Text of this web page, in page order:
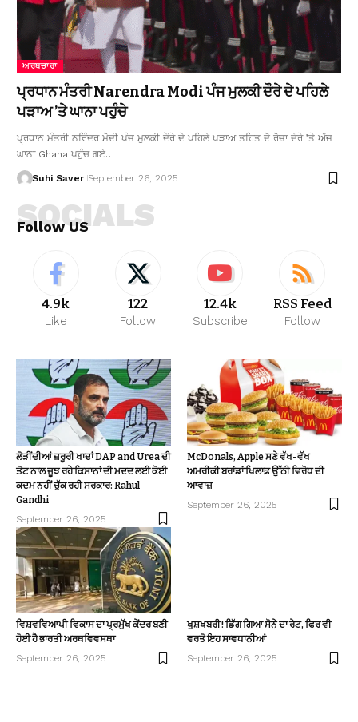
ਅਰਥਚਾਰਾ
ਪ੍ਰਧਾਨ ਮੰਤਰੀ Narendra Modi ਪੰਜ ਮੁਲਕੀ ਦੌਰੇ ਦੇ ਪਹਿਲੇ
ਪੜਾਅ ’ਤੇ ਘਾਨਾ ਪਹੁੰਚੇ
ਪ੍ਰਧਾਨ ਮੰਤਰੀ ਨਰਿੰਦਰ ਮੋਦੀ ਪੰਜ ਮੁਲਕੀ ਦੌਰੇ ਦੇ ਪਹਿਲੇ ਪੜਾਅ ਤਹਿਤ ਦੋ ਰੋਜ਼ਾ ਦੌਰੇ ’ਤੇ ਅੱਜ
ਘਾਨਾ Ghana ਪਹੁੰਚ ਗਏ…
Suhi Saver September 26, 2025
Follow US
SOCIALS
4.9k
Like
122
Follow
12.4k
Subscribe
RSS Feed
Follow
ਲੋੜੀਂਦੀਆਂ ਜ਼ਰੂਰੀ ਖਾਦਾਂ DAP and Urea ਦੀ
ਤੋਟ ਨਾਲ ਜੂਝ ਰਹੇ ਕਿਸਾਨਾਂ ਦੀ ਮਦਦ ਲਈ ਕੋਈ
ਕਦਮ ਨਹੀਂ ਚੁੱਕ ਰਹੀ ਸਰਕਾਰ: Rahul
Gandhi
September 26, 2025
McDonals, Apple ਸਣੇ ਵੱਖ-ਵੱਖ
ਅਮਰੀਕੀ ਬਰਾਂਡਾਂ ਖਿਲਾਫ਼ ਉੱਠੀ ਵਿਰੋਧ ਦੀ
ਆਵਾਜ਼
September 26, 2025
ਵਿਸ਼ਵਵਿਆਪੀ ਵਿਕਾਸ ਦਾ ਪ੍ਰਮੁੱਖ ਕੇਂਦਰ ਬਣੀ
ਹੋਈ ਹੈ ਭਾਰਤੀ ਅਰਥਵਿਵਸਥਾ
September 26, 2025
ਖੁਸ਼ਖਬਰੀ! ਡਿੱਗ ਗਿਆ ਸੋਨੇ ਦਾ ਰੇਟ, ਫਿਰ ਵੀ
ਵਰਤੋ ਇਹ ਸਾਵਧਾਨੀਆਂ
September 26, 2025